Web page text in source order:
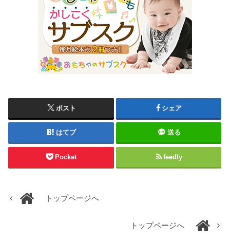
ポスト シェア
はてブ 送る
Pocket feedly
トップページへ
トップページへ